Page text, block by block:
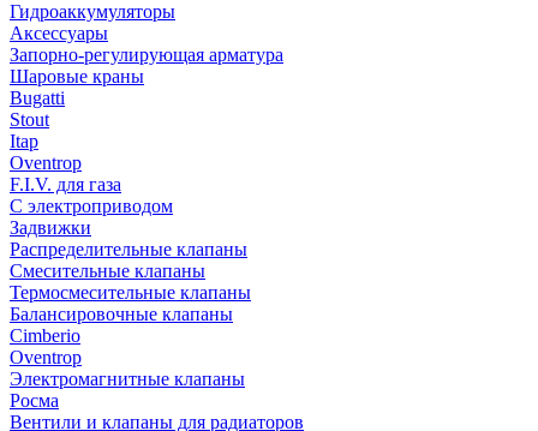
Гидроаккумуляторы
Аксессуары
Запорно-регулирующая арматура
Шаровые краны
Bugatti
Stout
Itap
Oventrop
F.I.V. для газа
С электроприводом
Задвижки
Распределительные клапаны
Cмесительные клапаны
Термосмесительные клапаны
Балансировочные клапаны
Cimberio
Oventrop
Электромагнитные клапаны
Росма
Вентили и клапаны для радиаторов